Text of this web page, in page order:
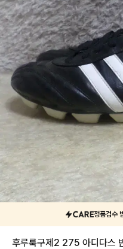
정품검수
후루룩구제2 275 아디다스